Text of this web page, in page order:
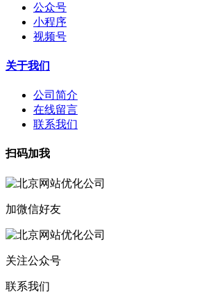
公众号
小程序
视频号
关于我们
公司简介
在线留言
联系我们
扫码加我
加微信好友
关注公众号
联系我们